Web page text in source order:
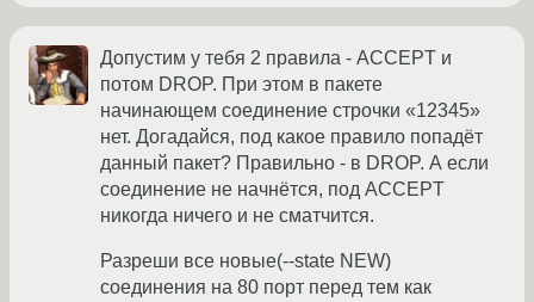
Допустим у тебя 2 правила - ACCEPT и
потом DROP. При этом в пакете
начинающем соединение строчки «12345»
нет. Догадайся, под какое правило попадёт
данный пакет? Правильно - в DROP. А если
соединение не начнётся, под ACCEPT
никогда ничего и не сматчится.
Разреши все новые(--state NEW)
соединения на 80 порт перед тем как